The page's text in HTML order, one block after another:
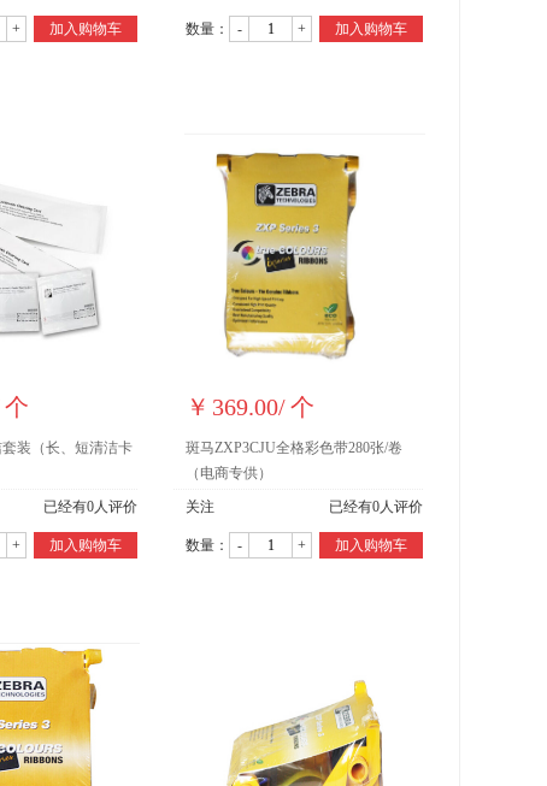
+ 加入购物车 数量： - + 加入购物车
个
装（长、短清洁卡
已经有0人评价
+ 加入购物车
￥ 369.00/个
斑马ZXP3CJU全格彩色带280张/卷
（电商专供）
关注
已经有0人评价
数量： - + 加入购物车